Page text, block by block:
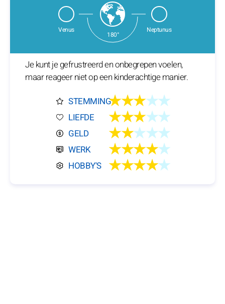
Venus Neptunus
180°
Je kunt je gefrustreerd en onbegrepen voelen,
maar reageer niet op een kinderachtige manier.
STEMMING★★★★★
LIEFDE ★★★★★
GELD ★★★★★
WERK ★★★★★
HOBBY'S ★★★★★